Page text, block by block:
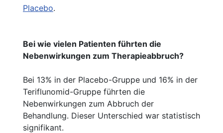
Placebo.
Bei wie vielen Patienten führten die
Nebenwirkungen zum Therapieabbruch?
Bei 13% in der Placebo-Gruppe und 16% in der
Teriflunomid-Gruppe führten die
Nebenwirkungen zum Abbruch der
Behandlung. Dieser Unterschied war statistisch
signifikant.